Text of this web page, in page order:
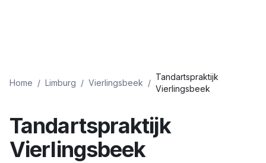
Home / Limburg / Vierlingsbeek /
Tandartspraktijk
Vierlingsbeek
Tandartspraktijk
Vierlingsbeek